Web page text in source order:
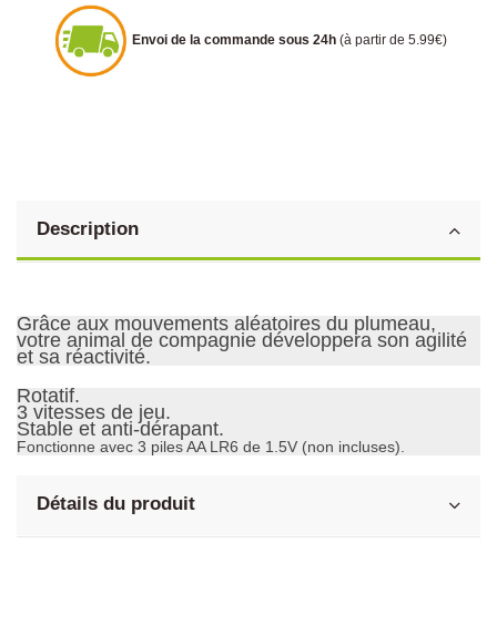
Envoi de la commande sous 24h (à partir de 5.99€)
Description
Grâce aux mouvements aléatoires du plumeau,
votre animal de compagnie développera son agilité
et sa réactivité.
Rotatif.
3 vitesses de jeu.
Stable et anti-dérapant.
Fonctionne avec 3 piles AA LR6 de 1.5V (non incluses).
Détails du produit